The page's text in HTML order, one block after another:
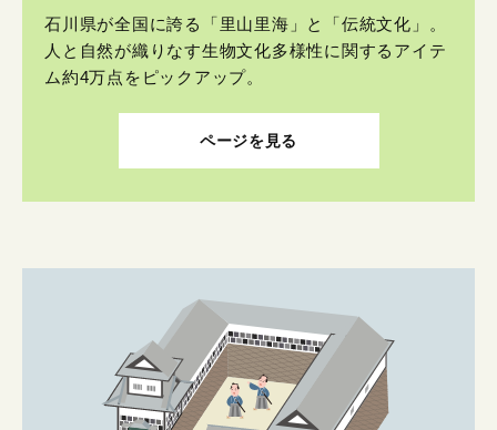
石川県が全国に誇る「里山里海」と「伝統文化」。
人と自然が織りなす生物文化多様性に関するアイテ
ム約4万点をピックアップ。
ページを見る